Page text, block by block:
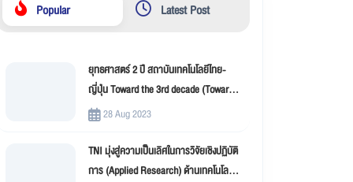
Popular Latest Post
ยุทธศาสตร์ 2 ปี สถาบันเทคโนโลยีไทย-
ญี่ปุ่น Toward the 3rd decade (Toward
New Innovation –TNI)
28 Aug 2023
TNI มุ่งสู่ความเป็นเลิศในการวิจัยเชิงปฏิบัติ
การ (Applied Research) ด้านเทคโนโลยี